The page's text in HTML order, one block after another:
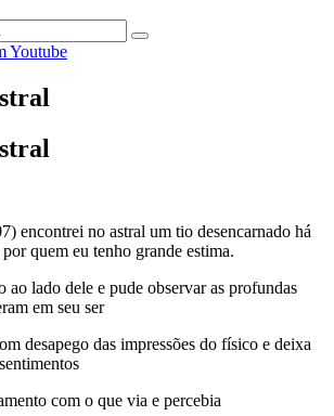
Youtube
encontrei no astral um tio desencarnado há
quem eu tenho grande estima.
ao lado dele e pude observar as profundas
em seu ser
desapego das impressões do físico e deixa
com o que via e percebia